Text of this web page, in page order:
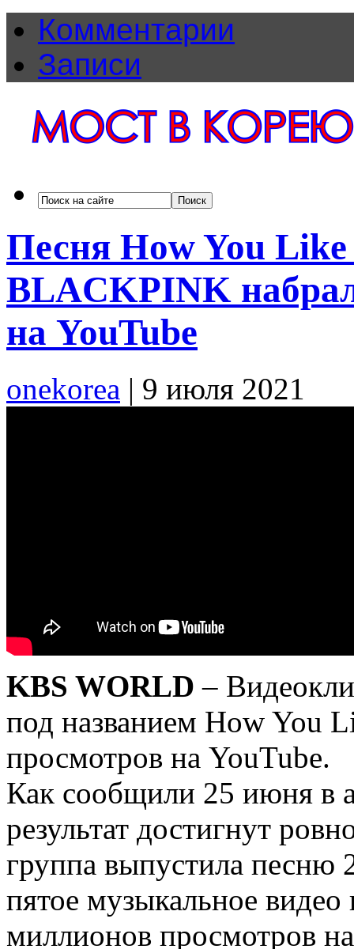
Комментарии
Записи
Песня How You
BLACKPINK
на YouTube
onekorea | 9 июля 2021
KBS WORLD –
под названием How You
просмотров на YouTube.
Как сообщили 25 июня в
результат достигнут
группа выпустила песню
пятое музыкальное
миллионов просмотров